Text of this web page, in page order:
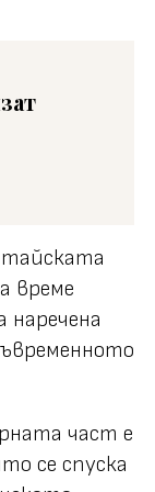
време
част е
се спуска